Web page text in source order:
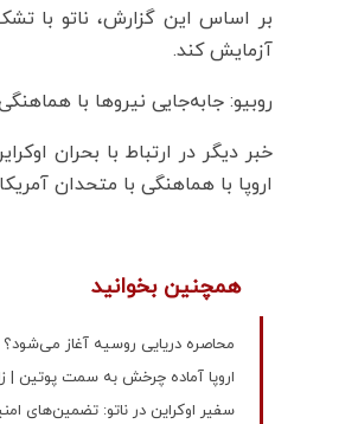
بر اساس این گزارش، ناتو با
آزمایش کند.
روبیو: جابه‌جایی نیروها با
خبر دیگر در ارتباط با بحران
اروپا با هماهنگی با متحدان
همچنین بخوانید
محاصره دریایی روسیه آغاز می‌شود؟
اروپا آماده چرخش به سمت پوتین |
سفیر اوکراین در ناتو: تضمین‌های